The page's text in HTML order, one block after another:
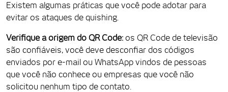
Existem algumas práticas que você pode adotar para
evitar os ataques de quishing.
Verifique a origem do QR Code: os QR Code de televisão
são confiáveis, você deve desconfiar dos códigos
enviados por e-mail ou WhatsApp vindos de pessoas
que você não conhece ou empresas que você não
solicitou nenhum tipo de contato.